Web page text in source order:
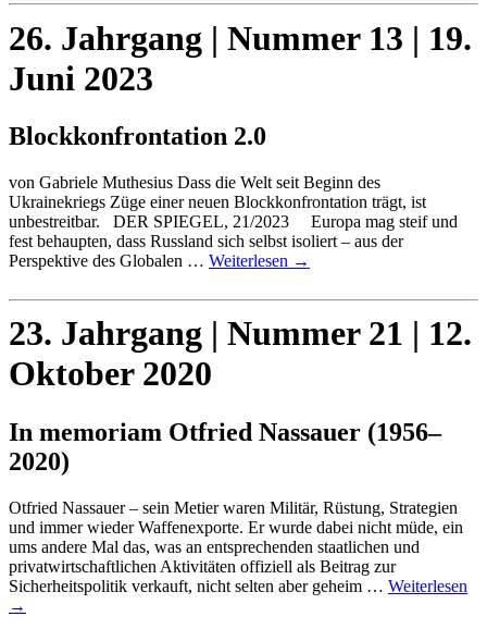
26. Jahrgang | Nummer 13 | 19.
Juni 2023
Blockkonfrontation 2.0
von Gabriele Muthesius Dass die Welt seit Beginn des
Ukrainekriegs Züge einer neuen Blockkonfrontation trägt, ist
unbestreitbar. DER SPIEGEL, 21/2023 Europa mag steif und
fest behaupten, dass Russland sich selbst isoliert – aus der
Perspektive des Globalen … Weiterlesen →
23. Jahrgang | Nummer 21 | 12.
Oktober 2020
In memoriam Otfried Nassauer (1956–
2020)
Otfried Nassauer – sein Metier waren Militär, Rüstung, Strategien
und immer wieder Waffenexporte. Er wurde dabei nicht müde, ein
ums andere Mal das, was an entsprechenden staatlichen und
privatwirtschaftlichen Aktivitäten offiziell als Beitrag zur
Sicherheitspolitik verkauft, nicht selten aber geheim … Weiterlesen
→